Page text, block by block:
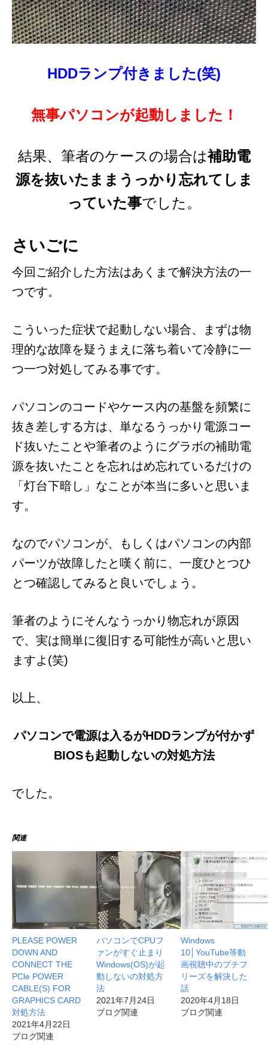
HDDランプ付きました(笑)
無事パソコンが起動しました！
結果、筆者のケースの場合は補助電
源を抜いたままうっかり忘れてしま
っていた事でした。
さいごに
今回ご紹介した方法はあくまで解決方法の一
つです。
こういった症状で起動しない場合、まずは物
理的な故障を疑うまえに落ち着いて冷静に一
つ一つ対処してみる事です。
パソコンのコードやケース内の基盤を頻繁に
抜き差しする方は、単なるうっかり電源コー
ド抜いたことや筆者のようにグラボの補助電
源を抜いたことを忘れはめ忘れているだけの
「灯台下暗し」なことが本当に多いと思いま
す。
なのでパソコンが、もしくはパソコンの内部
パーツが故障したと嘆く前に、一度ひとつひ
とつ確認してみると良いでしょう。
筆者のようにそんなうっかり物忘れが原因
で、実は簡単に復旧する可能性が高いと思い
ますよ(笑)
以上、
パソコンで電源は入るがHDDランプが付かず
BIOSも起動しないの対処方法
でした。
関連
PLEASE POWER
DOWN AND
CONNECT THE
PCle POWER
CABLE(S) FOR
GRAPHICS CARD
対処方法
2021年4月22日
ブログ関連
パソコンでCPUフ
ァンがすぐ止まり
Windows(OS)が起
動しないの対処方
法
2021年7月24日
ブログ関連
Windows
10│YouTube等動
画視聴中のプチフ
リーズを解決した
話
2020年4月18日
ブログ関連